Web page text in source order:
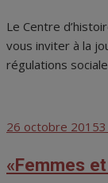
Le Centre
vous inviter à la
régulations
Posted
26 octobre 2015
«Femmes